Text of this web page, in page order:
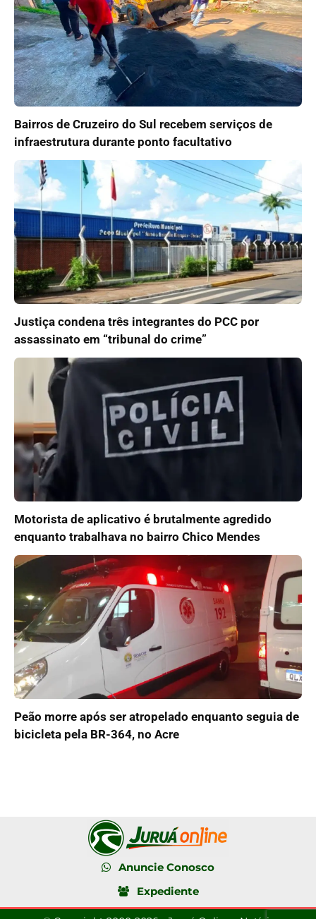
Bairros de Cruzeiro do Sul recebem serviços de
infraestrutura durante ponto facultativo
Justiça condena três integrantes do PCC por
assassinato em “tribunal do crime”
Motorista de aplicativo é brutalmente agredido
enquanto trabalhava no bairro Chico Mendes
Peão morre após ser atropelado enquanto seguia de
bicicleta pela BR-364, no Acre
Anuncie Conosco
Expediente